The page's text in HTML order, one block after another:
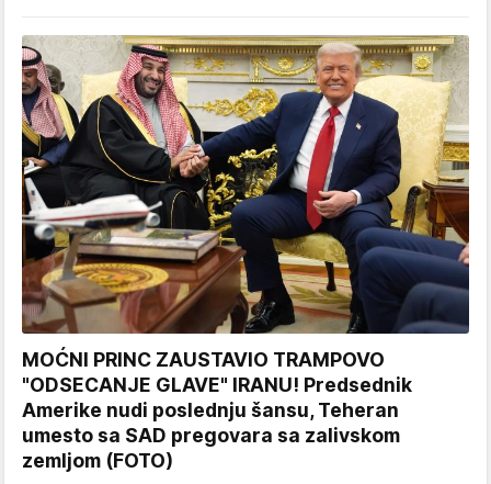
MOĆNI PRINC ZAUSTAVIO TRAMPOVO
"ODSECANJE GLAVE" IRANU! Predsednik
Amerike nudi poslednju šansu, Teheran
umesto sa SAD pregovara sa zalivskom
zemljom (FOTO)